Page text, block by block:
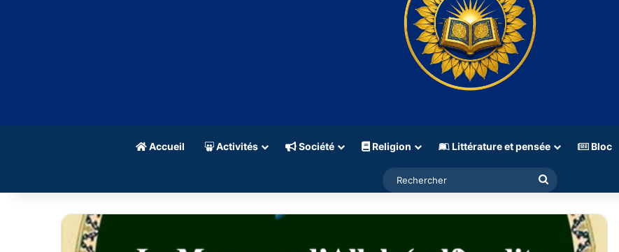
Accueil Activités Société Religion Littérature et pensée Bloc